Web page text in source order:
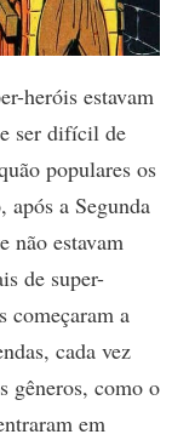
heróis estavam
ser difícil de
populares os
após a Segunda
não estavam
de super-
começaram a
cada vez
gêneros, como o
em